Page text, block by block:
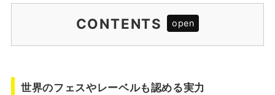
CONTENTS
世界のフェスやレーベルも認める実力